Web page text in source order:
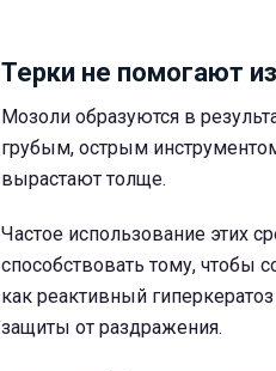
Терки не помогают
Мозоли образуются в
грубым, острым
вырастают толще.
Частое использование этих
способствовать тому, чтобы
как реактивный
защиты от раздражения.